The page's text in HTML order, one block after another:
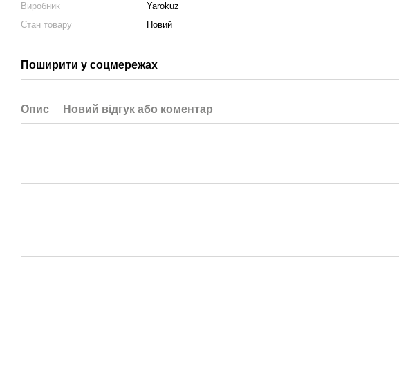
Виробник
Yarokuz
Стан товару
Новий
Поширити у соцмережах
Опис Новий відгук або коментар